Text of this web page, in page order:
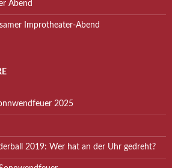
Abend
Improtheater-Abend
2025
2019: Wer hat an der Uhr gedreht?